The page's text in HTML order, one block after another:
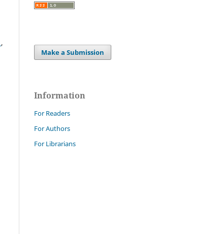
,
Make a Submission
Information
For Readers
For Authors
For Librarians